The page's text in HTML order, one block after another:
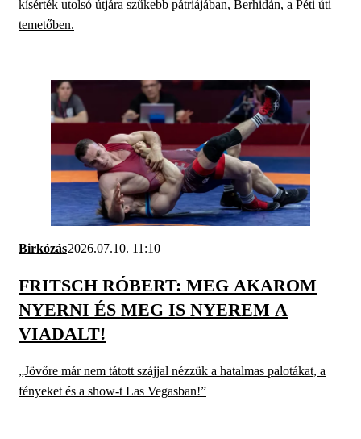
kísérték utolsó útjára szűkebb pátriájában, Berhidán, a Péti úti
temetőben.
Birkózás2026.07.10. 11:10
FRITSCH RÓBERT: MEG AKAROM
NYERNI ÉS MEG IS NYEREM A
VIADALT!
„Jövőre már nem tátott szájjal nézzük a hatalmas palotákat, a
fényeket és a show-t Las Vegasban!”